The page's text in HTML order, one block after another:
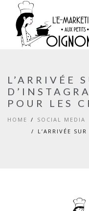
L’ARRIVÉE
POUR LES
HOME
SOCIAL MEDIA
L’ARRIVÉE